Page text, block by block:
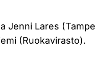
Jenni Lares
(Ruokavirasto).